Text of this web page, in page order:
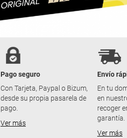
Pago seguro
Con Tarjeta, Paypal o Bizum,
desde su propia pasarela de
pago.
Ver más
Envío
En tu
en
recoger
garantía.
Ver más